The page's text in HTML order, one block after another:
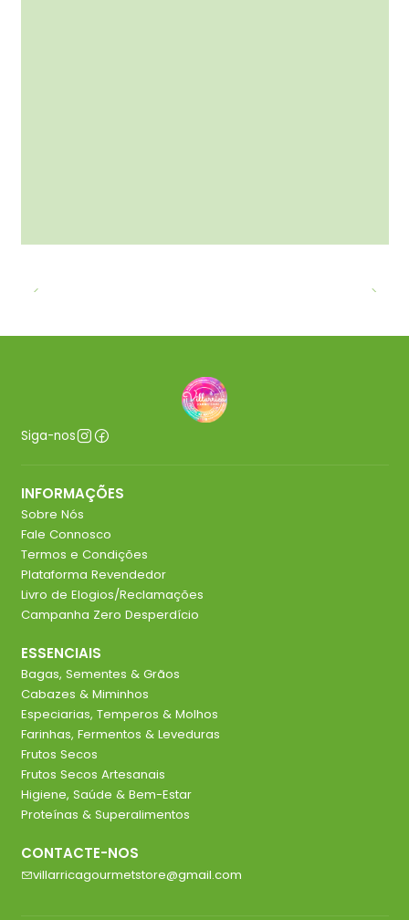
Siga-nos
INFORMAÇÕES
Sobre Nós
Fale Connosco
Termos e Condições
Plataforma Revendedor
Livro de Elogios/Reclamações
Campanha Zero Desperdício
ESSENCIAIS
Bagas, Sementes & Grãos
Cabazes & Miminhos
Especiarias, Temperos & Molhos
Farinhas, Fermentos & Leveduras
Frutos Secos
Frutos Secos Artesanais
Higiene, Saúde & Bem-Estar
Proteínas & Superalimentos
CONTACTE-NOS
villarricagourmetstore@gmail.com